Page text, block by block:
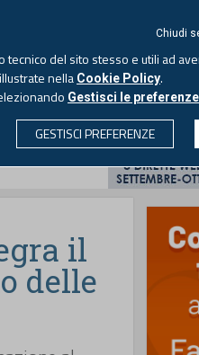
6.00
ECONOMIA & SOCIETÀ
il
delle
Chiudi
del sito stesso e utili ad
nella Cookie Policy.
Gestisci le preferenze
GESTISCI PREFERENZE